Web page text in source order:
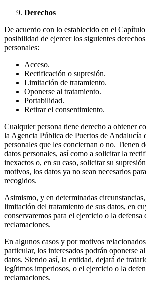
Derechos
De acuerdo con lo establecido en el
posibilidad de ejercer los siguientes
personales:
Acceso.
Rectificación o supresión.
Limitación de tratamiento.
Oponerse al tratamiento.
Portabilidad.
Retirar el consentimiento.
Cualquier persona tiene derecho a obtener
la Agencia Pública de Puertos de Andalucía
personales que les conciernan o no. Tienen
datos personales, así como a solicitar la
inexactos o, en su caso, solicitar su
motivos, los datos ya no sean necesarios
recogidos.
Asimismo, y en determinadas
limitación del tratamiento de sus datos, en
conservaremos para el ejercicio o la defensa
reclamaciones.
En algunos casos y por motivos
particular, los interesados podrán oponerse
datos. Siendo así, la entidad, dejará de
legítimos imperiosos, o el ejercicio o la
reclamaciones.